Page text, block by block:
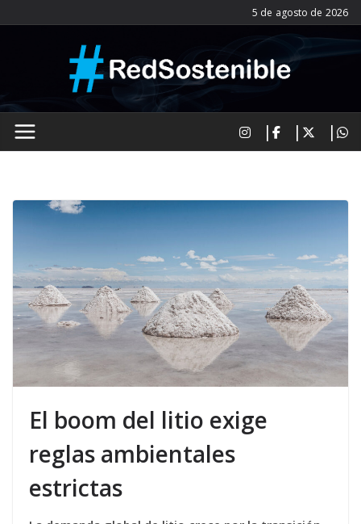
al
5 de agosto de 2026
El boom del litio exige
reglas ambientales
estrictas